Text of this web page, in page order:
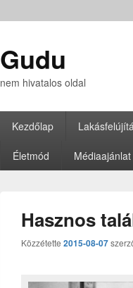
Gudu
nem hivatalos oldal
Kezdőlap
Életmód Médiaajánlat
Hasznos
Közzétette 2015-08-07